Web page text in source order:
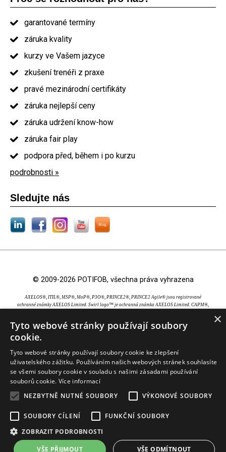
garantované termíny
záruka kvality
kurzy ve Vašem jazyce
zkušení trenéři z praxe
pravé mezinárodní certifikáty
záruka nejlepší ceny
záruka udržení know-how
záruka fair play
podpora před, během i po kurzu
podrobnosti »
Sledujte nás
© 2009-2026 POTIFOB, všechna práva vyhrazena
AXELOS®, ITIL®, MSP®, MoP®, P3O®, PRINCE2®, PRINCE2 Agile® jsou registrované
ochranné známky AXELOS Limited. Swirl logo™ je ochranná známka AXELOS Limited. CAPM®,
ochranná známka International Project Management Association. TOGAF® je registrovaná
×
Tyto webové stránky používají soubory
cookie.
Tyto webové stránky používají soubory cookie ke zlepšení
uživatelského zážitku. Používáním našich webových stránek souhlasíte
se všemi soubory cookie v souladu s našimi zásadami používání
souborů cookie. Více informací
NEZBYTNĚ NUTNÉ SOUBORY
VÝKONOVÉ SOUBORY
SOUBORY CÍLENÍ
FUNKČNÍ SOUBORY
ZOBRAZIT PODROBNOSTI
VŠE PŘIJMOUT VŠE ODMÍTNOUT